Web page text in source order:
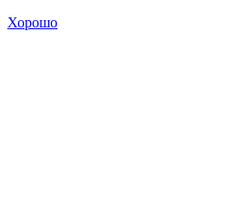
Хорошо